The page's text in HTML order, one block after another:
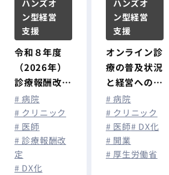
ハンズオ
ン型経営
支援
令和８年度
（2026年）
診療報酬改
定：『物価・
賃金上昇、人
手不足への対
応が重点課題
か？』
# 病院
# クリニック
# 医師
# 診療報酬改
定
# DX化
ハンズオ
ン型経営
支援
オンライン診
療の普及状況
と経営への影
響
# 病院
# クリニック
# 医師# DX化
# 開業
# 厚生労働省